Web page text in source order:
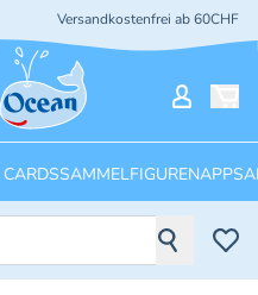
Versandkostenfrei ab 60CHF
SAMMELFIGURENAPPS